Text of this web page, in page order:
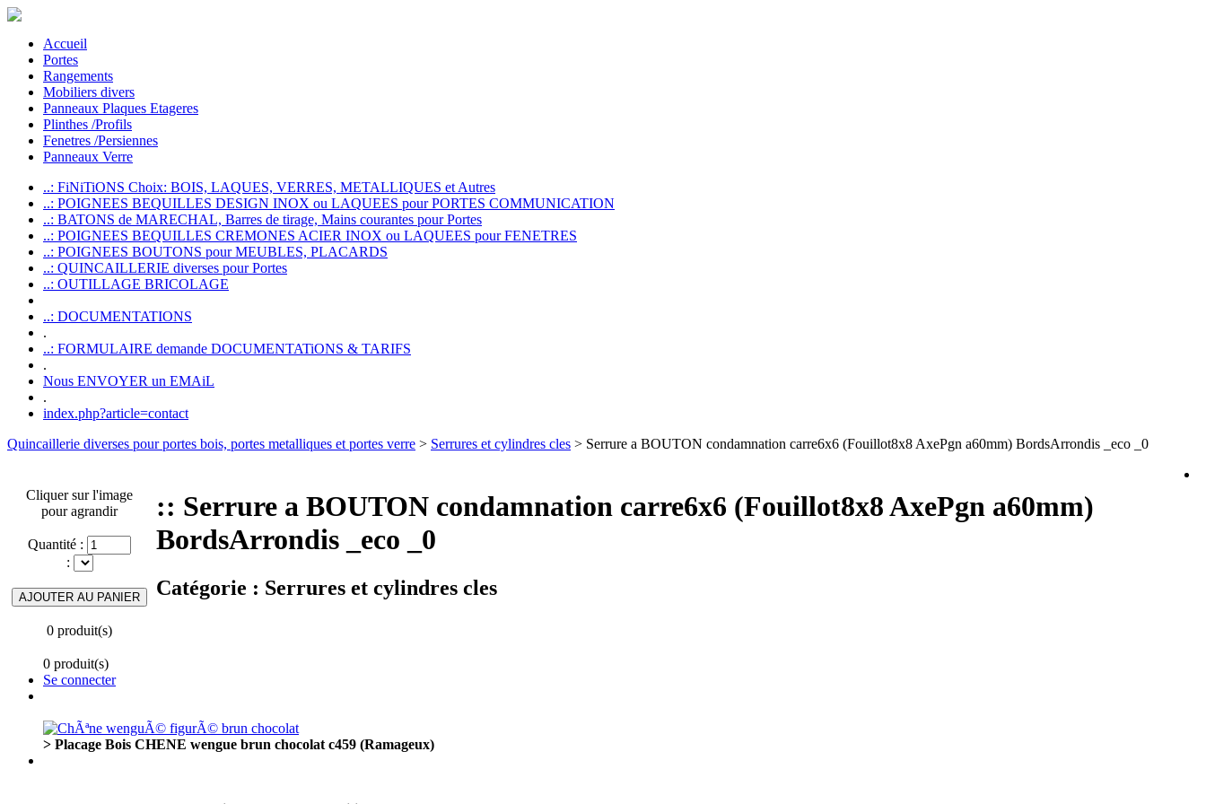
Accueil
Portes
Rangements
Mobiliers divers
Panneaux Plaques Etageres
Plinthes /Profils
Fenetres /Persiennes
Panneaux Verre
..: FiNiTiONS Choix: BOIS, LAQUES, VERRES, METALLIQUES et Autres
..: POIGNEES BEQUILLES DESIGN INOX ou LAQUEES pour PORTES COMMUNICATION
..: BATONS de MARECHAL, Barres de tirage, Mains courantes pour Portes
..: POIGNEES BEQUILLES CREMONES ACIER INOX ou LAQUEES pour FENETRES
..: POIGNEES BOUTONS pour MEUBLES, PLACARDS
..: QUINCAILLERIE diverses pour Portes
..: OUTILLAGE BRICOLAGE
..: DOCUMENTATIONS
.
..: FORMULAIRE demande DOCUMENTATiONS & TARIFS
.
Nous ENVOYER un EMAiL
.
index.php?article=contact
Quincaillerie diverses pour portes bois, portes metalliques et portes verre > Serrures et cylindres cles > Serrure a BOUTON condamnation carre6x6 (Fouillot8x8 AxePgn a60mm) BordsArrondis _eco _0
Cliquer sur l'image
pour agrandir
Quantité :
:
0 produit(s)
:: Serrure a BOUTON condamnation carre6x6 (Fouillot8x8 AxePgn a60mm)
BordsArrondis _eco _0
Catégorie : Serrures et cylindres cles
0 produit(s)
Se connecter
> Placage Bois CHENE wengue brun chocolat c459 (Ramageux)